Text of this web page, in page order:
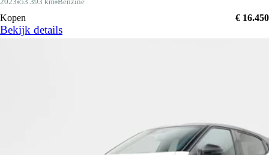
Kopen € 16.450
Bekijk details